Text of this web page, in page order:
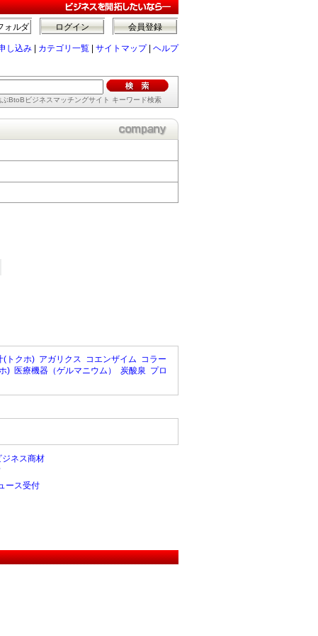
会員登録
ログイン
ォルダ
し込み カテゴリ一覧 サイトマップ| ヘルプ
BtoBビジネスマッチングサイト キーワード検索
(トクホ) アガリクス コエンザイム コラー
) 医療機器（ゲルマニウム） 炭酸泉 プロ
ジネス商材
ース受付